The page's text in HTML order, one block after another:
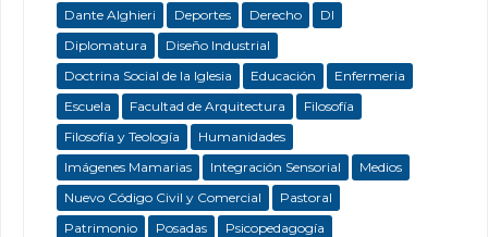
Dante Alghieri
Deportes Derecho
DI
Diplomatura
Diseño Industrial
Doctrina Social de la Iglesia
Educación
Enfermeria
Escuela
Facultad de Arquitectura
Filosofía
Filosofía y Teología
Humanidades
Imágenes Mamarias
Integración Sensorial
Medios
Nuevo Código Civil y Comercial
Pastoral
Patrimonio
Posadas
Psicopedagogía